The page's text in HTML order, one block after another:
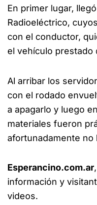
En primer lugar,
Radioeléctrico,
con el conductor,
el vehículo prestado
Al arribar los
con el rodado
a apagarlo y luego
materiales fueron
afortunadamente no
Esperancino.com.ar
información y
videos.